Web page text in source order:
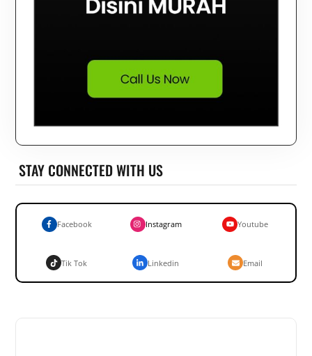
STAY CONNECTED WITH US
Facebook Instagram Youtube
Tik Tok Linkedin Email